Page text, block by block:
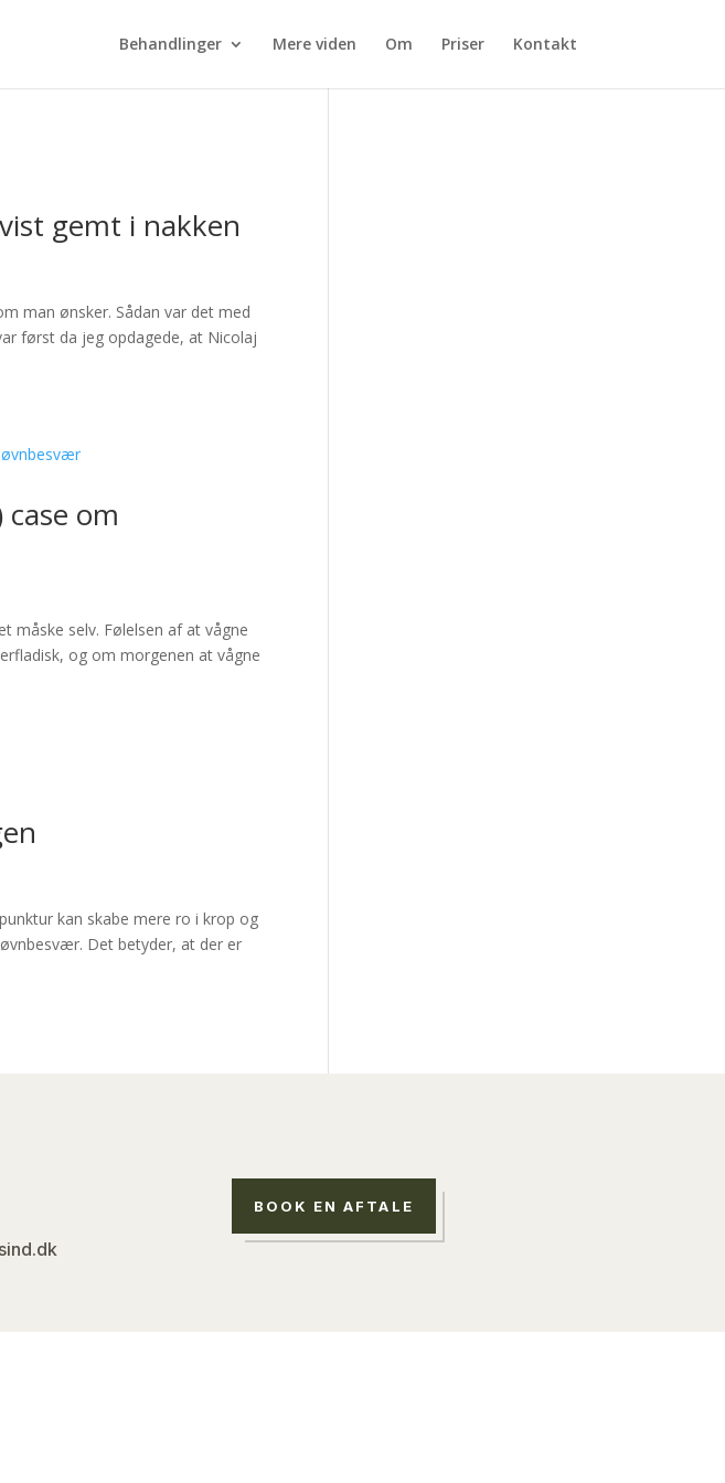
Behandlinger Mere viden Om Priser Kontakt
gemt i nakken
man ønsker. Sådan var det med
først da jeg opdagede, at Nicolaj
om
måske selv. Følelsen af at vågne
og om morgenen at vågne
kan skabe mere ro i krop og
Det betyder, at der er
BOOK EN AFTALE